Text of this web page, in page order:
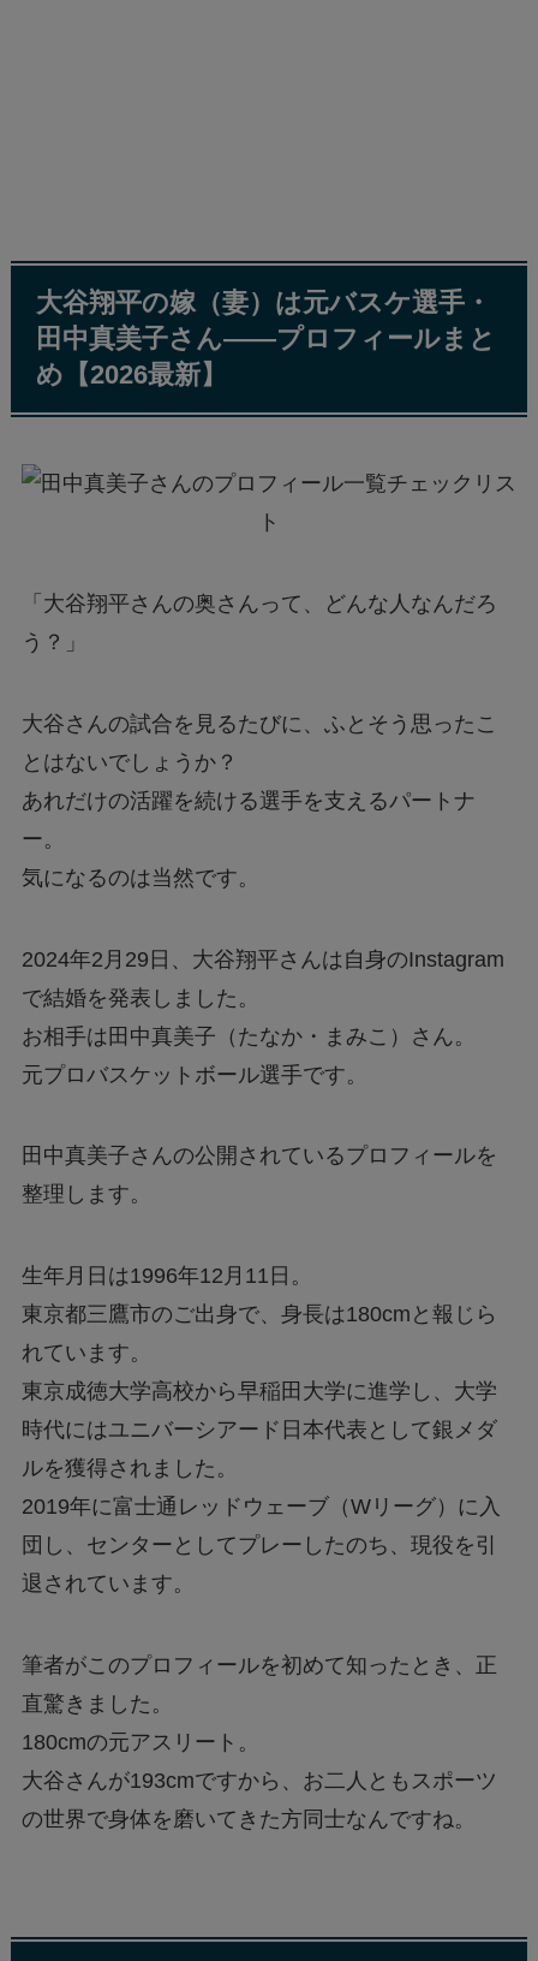
大谷翔平の嫁（妻）は元バスケ選手・
田中真美子さん——プロフィールまと
め【2026最新】
「大谷翔平さんの奥さんって、どんな人なんだろ
う？」
大谷さんの試合を見るたびに、ふとそう思ったこ
とはないでしょうか？
あれだけの活躍を続ける選手を支えるパートナ
ー。
気になるのは当然です。
2024年2月29日、大谷翔平さんは自身のInstagram
で結婚を発表しました。
お相手は田中真美子（たなか・まみこ）さん。
元プロバスケットボール選手です。
田中真美子さんの公開されているプロフィールを
整理します。
生年月日は1996年12月11日。
東京都三鷹市のご出身で、身長は180cmと報じら
れています。
東京成徳大学高校から早稲田大学に進学し、大学
時代にはユニバーシアード日本代表として銀メダ
ルを獲得されました。
2019年に富士通レッドウェーブ（Wリーグ）に入
団し、センターとしてプレーしたのち、現役を引
退されています。
筆者がこのプロフィールを初めて知ったとき、正
直驚きました。
180cmの元アスリート。
大谷さんが193cmですから、お二人ともスポーツ
の世界で身体を磨いてきた方同士なんですね。